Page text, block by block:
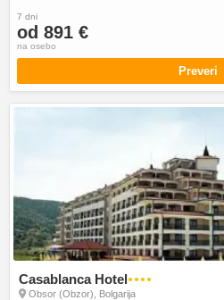
7 dni
od 891 €
na osebo
Preveri
Casablanca Hotel●●●●
Obsor (Obzor), Bolgarija